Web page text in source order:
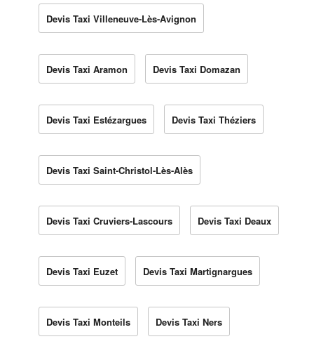
Devis Taxi Villeneuve-Lès-Avignon
Devis Taxi Aramon Devis Taxi Domazan
Devis Taxi Estézargues Devis Taxi Théziers
Devis Taxi Saint-Christol-Lès-Alès
Devis Taxi Cruviers-Lascours Devis Taxi Deaux
Devis Taxi Euzet Devis Taxi Martignargues
Devis Taxi Monteils Devis Taxi Ners